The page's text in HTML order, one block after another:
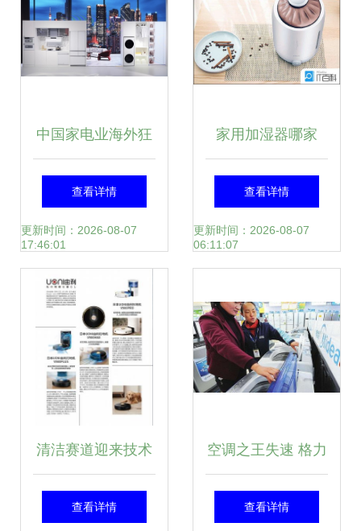
中国家电业海外狂
飙的背后 国产替代
与战略转型共赢新
查看详情
更新时间：2026-08-07
17:46:01
家用加湿器哪家
强？2025年度六大
优秀室内加湿器品
查看详情
更新时间：2026-08-07
06:11:07
清洁赛道迎来技术
跃进浪潮 日本Uoni
查看详情
空调之王失速 格力
如何被美的逆袭，
查看详情